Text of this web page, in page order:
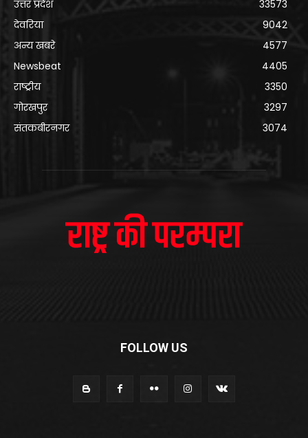
उत्तर प्रदेश
33573
देवरिया
9042
अन्य खबरे
4577
Newsbeat
4405
राष्ट्रीय
3350
गोरखपुर
3297
संतकबीरनगर
3074
FOLLOW US